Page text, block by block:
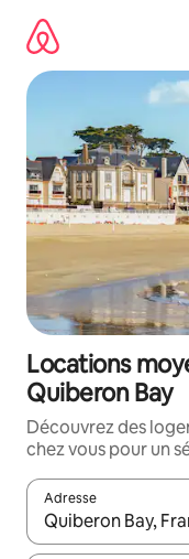
directement
contenu
Locations
Quiberon Bay
Découvrez des
chez vous pour un
Adresse
Lorsque les